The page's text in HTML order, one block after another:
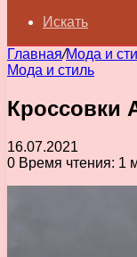
Искать
Главная/Мода и
Мода и стиль
Кроссовки
16.07.2021
0 Время чтения: 1